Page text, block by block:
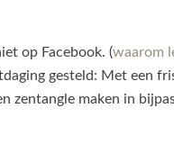
op Facebook. (waarom
gesteld: Met een
zentangle maken in